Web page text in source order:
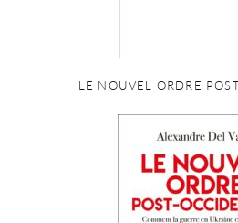
LE NOUVEL ORDRE